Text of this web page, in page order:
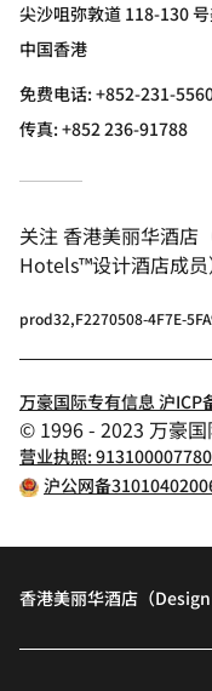
尖沙咀弥敦道 118-130
中国香港
免费电话:+852-231-
传真:+852 236-91788
关注 香港美丽华酒店
Hotels™设计酒店成员
prod32,F2270508-4F7E-
万豪国际专有信息 沪
© 1996 - 2023 万豪
营业执照:
沪公网备
香港美丽华酒店（